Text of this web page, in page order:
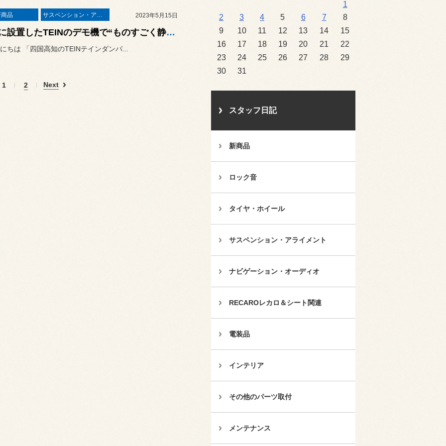
品 サスペンション・アライメント 2023年5月15日
新たに設置したTEINのデモ機で“ものすごく静かになったモーター音”をご体感下さい！
ちは 「四国高知のTEINテインダンパ...
1 2 Next
1
2
3 4 5 6 7
8
9
10 11 12 13 14
15
16
17 18 19 20 21
22
23
24 25 26 27 28
29
30
31
スタッフ日記
新商品
ロック音
タイヤ・ホイール
サスペンション・アライメント
ナビゲーション・オーディオ
RECAROレカロ＆シート関連
電装品
インテリア
その他のパーツ取付
メンテナンス